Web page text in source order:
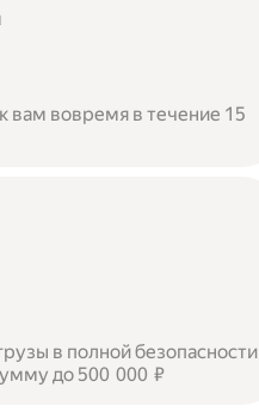
вам вовремя в течение 15
в полной безопасности
до 500 000 ₽